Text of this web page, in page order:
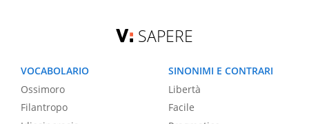
SAPERE
VOCABOLARIO
Ossimoro
Filantropo
SINONIMI E CONTRARI
Libertà
Facile